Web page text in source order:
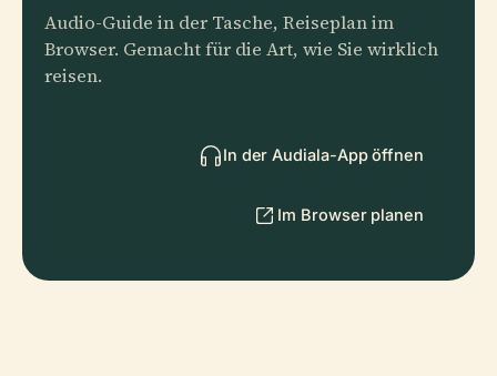
Audio-Guide in der Tasche, Reiseplan im
Browser. Gemacht für die Art, wie Sie wirklich
reisen.
In der Audiala-App öffnen
Im Browser planen